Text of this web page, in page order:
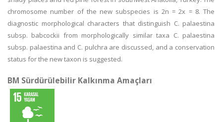
chromosome number of the new subspecies is 2n = 2x = 8. The
diagnostic morphological characters that distinguish C. palaestina
subsp. babcockii from morphologically similar taxa C. palaestina
subsp. palaestina and C. pulchra are discussed, and a conservation
status for the new taxon is suggested.
BM Sürdürülebilir Kalkınma Amaçları